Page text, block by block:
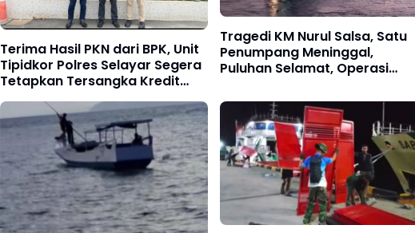
Terima Hasil PKN dari BPK, Unit
Tipidkor Polres Selayar Segera
Tetapkan Tersangka Kredit
Tempilan BRI
Tragedi KM Nurul Salsa, Satu
Penumpang Meninggal,
Puluhan Selamat, Operasi
Berlangsung